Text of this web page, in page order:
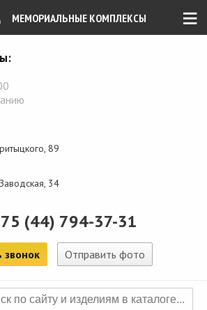
≡
МЕМОРИАЛЬНЫЕ КОМПЛЕКСЫ
89
34
(44) 794-37-31
звонок Отправить фото